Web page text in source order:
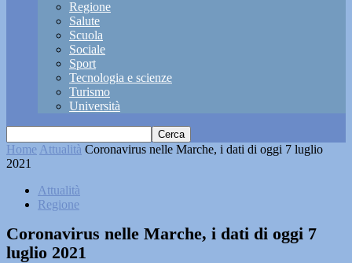
Regione
Salute
Scuola
Sociale
Sport
Tecnologia e scienze
Turismo
Università
Home Attualità Coronavirus nelle Marche, i dati di oggi 7 luglio
2021
Attualità
Regione
Coronavirus nelle Marche, i dati di oggi 7
luglio 2021